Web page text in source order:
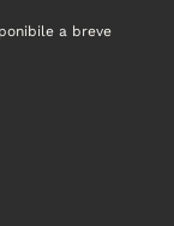
a breve